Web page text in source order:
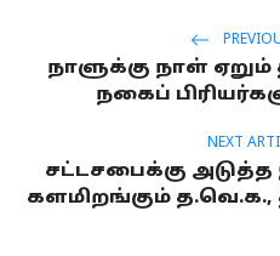
நாளுக்கு நாள்
நகைப்
NEXT
சட்டசபைக்கு
களமிறங்கும் த.வெ.க.,